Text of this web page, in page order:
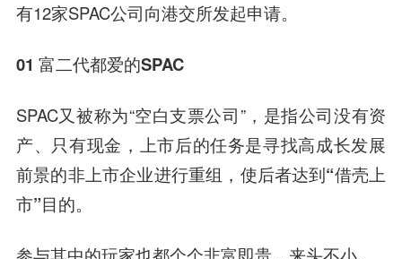
有12家SPAC公司向港交所发起申请。
01 富二代都爱的SPAC
SPAC又被称为“空白支票公司”，是指公司没有资
产、只有现金 ，上市后的任务是寻找高成长发展
前景的非上市企业进行重组， 使后者达到“借壳上
市”目的。